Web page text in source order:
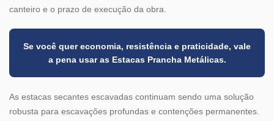
canteiro e o prazo de execução da obra.
Se você quer economia, resistência e praticidade, vale
a pena usar as Estacas Prancha Metálicas.
As estacas secantes escavadas continuam sendo uma solução
robusta para escavações profundas e contenções permanentes.